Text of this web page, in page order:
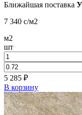
Ближайшая поставка
7 340 c/м2
м2
шт
5 285 ₽
В корзину